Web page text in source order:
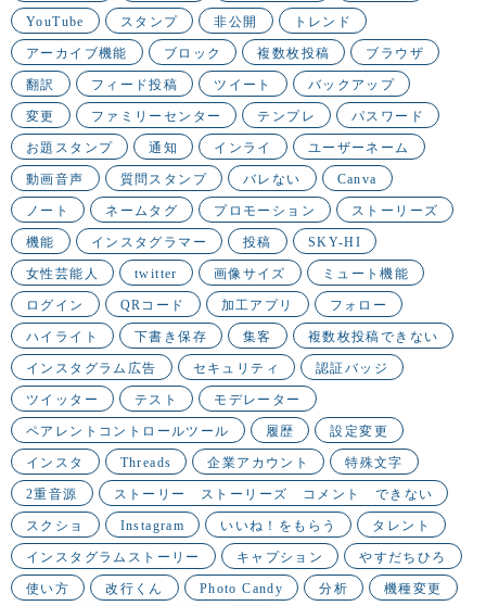
YouTube スタンプ 非公開 トレンド
アーカイブ機能 ブロック 複数枚投稿 ブラウザ
翻訳 フィード投稿 ツイート バックアップ
変更 ファミリーセンター テンプレ パスワード
お題スタンプ 通知 インライ ユーザーネーム
動画音声 質問スタンプ バレない Canva
ノート ネームタグ プロモーション ストーリーズ
機能 インスタグラマー 投稿 SKY-HI
女性芸能人 twitter 画像サイズ ミュート機能
ログイン QRコード 加工アプリ フォロー
ハイライト 下書き保存 集客 複数枚投稿できない
インスタグラム広告 セキュリティ 認証バッジ
ツイッター テスト モデレーター
ペアレントコントロールツール 履歴 設定変更
インスタ Threads 企業アカウント 特殊文字
2重音源 ストーリー ストーリーズ コメント できない
スクショ Instagram いいね！をもらう タレント
インスタグラムストーリー キャプション やすだちひろ
使い方 改行くん Photo Candy 分析 機種変更